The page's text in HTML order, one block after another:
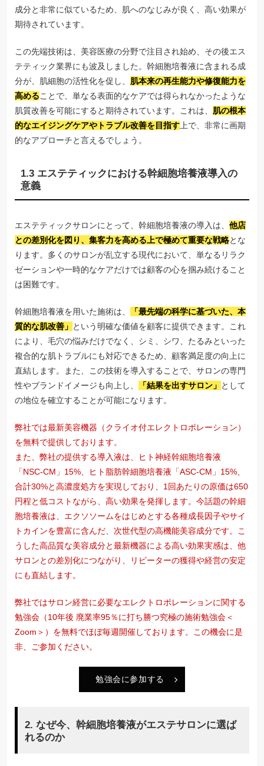
成分と非常に似ているため、肌へのなじみが良く、高い効果が
期待されています。
この先端技術は、美容医療の分野で注目され始め、その後エス
テティック業界にも波及しました。幹細胞培養液に含まれる成
分が、肌細胞の活性化を促し、 肌本来の再生能力や修復能力を
高めることで、単なる表面的なケアでは得られなかったような
肌質改善を可能にすると期待されています。これは、 肌の根本
的なエイジングケアやトラブル改善を目指す 上で、非常に画期
的なアプローチと言えるでしょう。
1.3 エステティックにおける幹細胞培養液導入の
意義
エステティックサロンにとって、幹細胞培養液の導入は、他店
との差別化を図り、集客力を高める上で極めて重要な戦略とな
ります。多くのサロンが乱立する現代において、単なるリラク
ゼーションや一時的なケアだけでは顧客の心を掴み続けること
は困難です。
幹細胞培養液を用いた施術は、
「最先端の科学に基づいた、本
質的な肌改善」 という明確な価値を顧客に提供できます。これ
により、毛穴の悩みだけでなく、シミ、シワ、たるみといった
複合的な肌トラブルにも対応できるため、顧客満足度の向上に
直結します。また、この技術を導入することで、サロンの専門
性やブランドイメージも向上し、
「結果を出すサロン」 として
の地位を確立することが可能になります。
弊社では最新美容機器（クライオ付エレクトロポレーション）
を無料で提供しております。
また、弊社の提供する導入液は、ヒト神経幹細胞培養液
「NSC-CM」15%、ヒト脂肪幹細胞培養液「ASC-CM」15%、
合計30%と高濃度処方を実現しており、1回あたりの原価は650
円程と低コストながら、高い効果を発揮します。今話題の幹細
胞培養液は、エクソソームをはじめとする各種成長因子やサイ
トカインを豊富に含んだ、次世代型の高機能美容成分です。こ
うした高品質な美容成分と最新機器による高い効果実感は、他
サロンとの差別化につながり、リピーターの獲得や経営の安定
にも直結します。
弊社ではサロン経営に必要なエレクトロポレーションに関する
勉強会（10年後 廃業率95％に打ち勝つ究極の施術勉強会＜
Zoom＞）を無料でほぼ毎週開催しております。この機会に是
非、ご参加ください。
勉強会に参加する
2. なぜ今、幹細胞培養液がエステサロンに選ば
れるのか